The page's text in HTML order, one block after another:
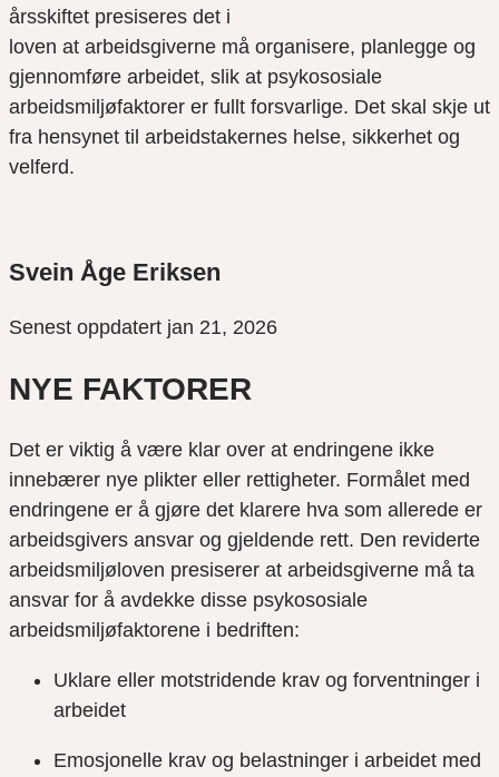
årsskiftet presiseres det i
loven at arbeidsgiverne må organisere, planlegge og
gjennomføre arbeidet, slik at psykososiale
arbeidsmiljøfaktorer er fullt forsvarlige. Det skal skje ut
fra hensynet til arbeidstakernes helse, sikkerhet og
velferd.
Svein Åge Eriksen
Senest oppdatert jan 21, 2026
NYE FAKTORER
Det er viktig å være klar over at endringene ikke
innebærer nye plikter eller rettigheter. Formålet med
endringene er å gjøre det klarere hva som allerede er
arbeidsgivers ansvar og gjeldende rett. Den reviderte
arbeidsmiljøloven presiserer at arbeidsgiverne må ta
ansvar for å avdekke disse psykososiale
arbeidsmiljøfaktorene i bedriften:
Uklare eller motstridende krav og forventninger i
arbeidet
Emosjonelle krav og belastninger i arbeidet med